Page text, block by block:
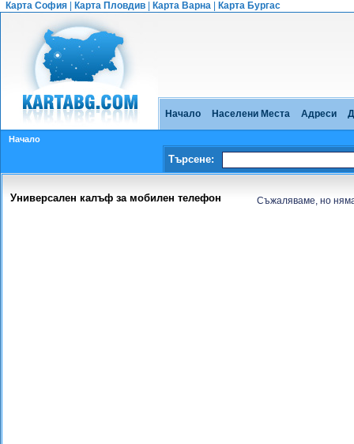
Карта София Карта Пловдив Карта Варна Карта Бургас
Начало Населени Места Адреси
Начало
Търсене:
Универсален калъф за мобилен телефон Съжаляваме, но